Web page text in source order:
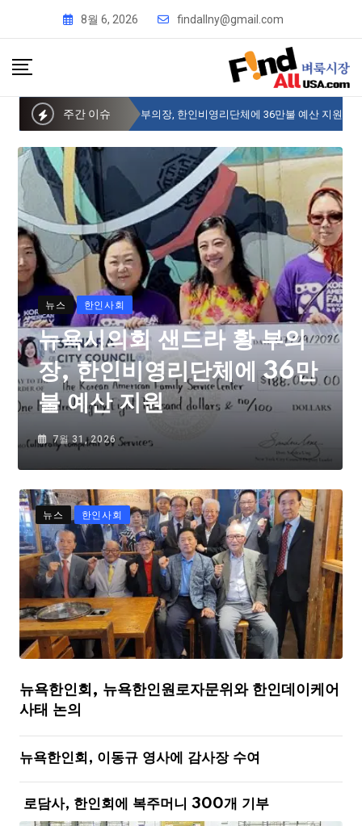
8월 6, 2026 findallny@gmail.com
주간 이슈
뉴욕시의회 샌드라 황 부의장, 한인비영리단체에 36만불 예산 지원
뉴스 한인사회
뉴욕시의회 샌드라 황 부의
장, 한인비영리단체에 36만
불 예산 지원
7월 31, 2026
뉴스 한인사회
뉴욕한인회, 뉴욕한인원로자문위와 한인데이케어
사태 논의
뉴욕한인회, 이동규 영사에 감사장 수여
로담사, 한인회에 복주머니 300개 기부